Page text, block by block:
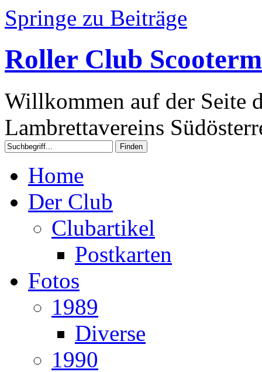
Springe zu Beiträge
Roller Club
Willkommen auf der Seite
Lambrettavereins
Home
Der Club
Clubartikel
Postkarten
Fotos
1989
Diverse
1990